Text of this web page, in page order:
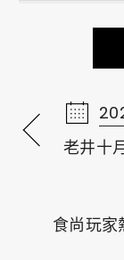
老井十
食尚玩